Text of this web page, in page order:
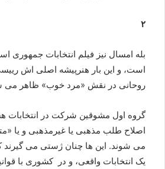
۲
بله امسال نیز فیلم انتخابات جمهوری
است، و این بار هنرپیشه اصلی اش
روحانی در نقش «مرد خوب» ظاهر می
گروه اول مشوقین شرکت در انتخابات
اصلاح طلب مذهبی یا غیرمذهبی و یا
می شوند. این ها چنان ژستی می گیرند
یک انتخابات واقعی، و در کشوری با